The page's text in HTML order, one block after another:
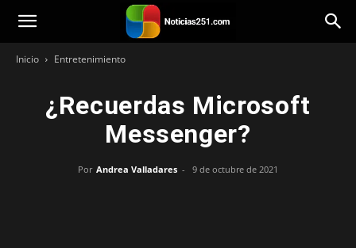
Noticias251
Inicio Entretenimiento
¿Recuerdas Microsoft
Messenger?
Por Andrea Valladares - 9 de octubre de 2021